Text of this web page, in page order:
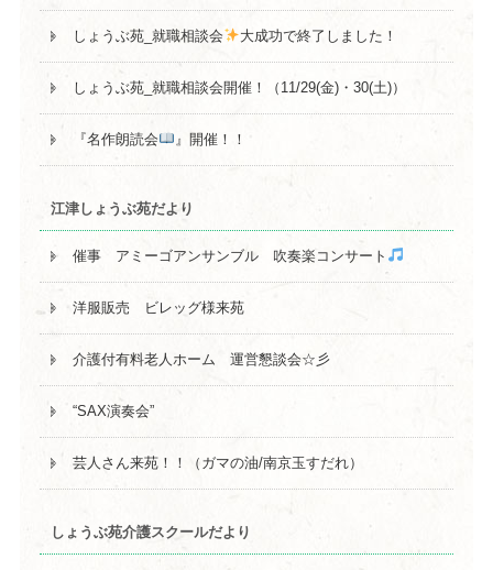
しょうぶ苑_就職相談会 大成功で終了しました！
しょうぶ苑_就職相談会開催！（11/29(金)・30(土)）
『名作朗読会 』開催！！
江津しょうぶ苑だより
催事 アミーゴアンサンブル 吹奏楽コンサート
洋服販売 ビレッグ様来苑
介護付有料老人ホーム 運営懇談会☆彡
“SAX演奏会”
芸人さん来苑！！（ガマの油/南京玉すだれ）
しょうぶ苑介護スクールだより